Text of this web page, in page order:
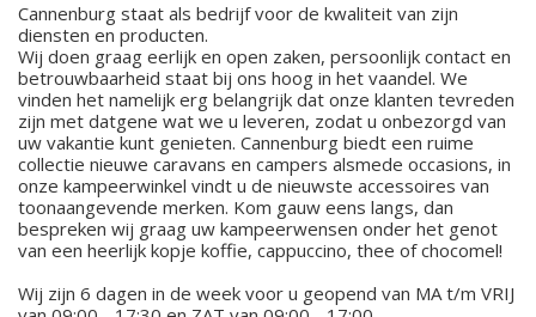
Cannenburg staat als bedrijf voor de kwaliteit van zijn
diensten en producten.
Wij doen graag eerlijk en open zaken, persoonlijk contact en
betrouwbaarheid staat bij ons hoog in het vaandel. We
vinden het namelijk erg belangrijk dat onze klanten tevreden
zijn met datgene wat we u leveren, zodat u onbezorgd van
uw vakantie kunt genieten. Cannenburg biedt een ruime
collectie nieuwe caravans en campers alsmede occasions, in
onze kampeerwinkel vindt u de nieuwste accessoires van
toonaangevende merken. Kom gauw eens langs, dan
bespreken wij graag uw kampeerwensen onder het genot
van een heerlijk kopje koffie, cappuccino, thee of chocomel!
Wij zijn 6 dagen in de week voor u geopend van MA t/m VRIJ